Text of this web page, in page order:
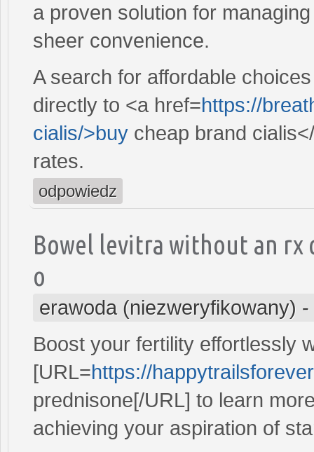
a proven solution for
sheer convenience.
A search for affordable
directly to <a href=https://
cialis/>buy cheap brand
rates.
odpowiedz
Bowel levitra without an rx
o
erawoda (niezweryfikowany) -
Boost your fertility effortlessly
[URL=https://
prednisone[/URL] to learn
achieving your aspiration of